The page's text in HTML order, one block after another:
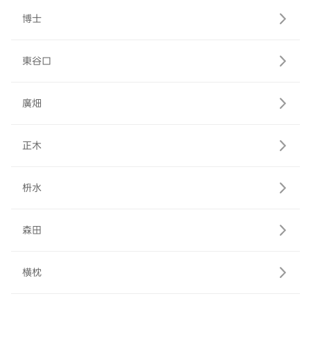
博士
東谷口
廣畑
正木
枡水
森田
横枕